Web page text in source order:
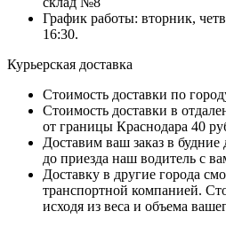
График работы: вторник,
16:30.
Курьерская доставка
Стоимость доставки по
Стоимость доставки в
от границы Краснодара 40
Доставим ваш заказ в
до приезда наш водитель с
Доставку в другие города
транспортной компанией.
исходя из веса и объема